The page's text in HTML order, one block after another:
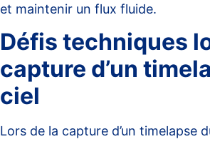
et maintenir un flux fluide.
Défis techniques
capture d’un
ciel
Lors de la capture d’un timelapse